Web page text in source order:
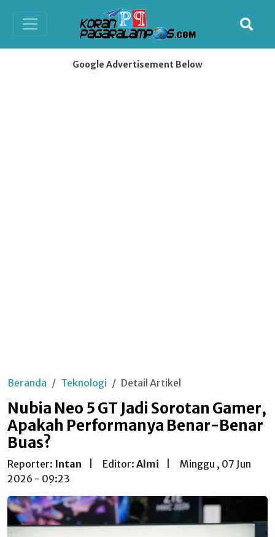
Google Advertisement Below
Beranda Teknologi Detail Artikel
Nubia Neo 5 GT Jadi Sorotan Gamer,
Apakah Performanya Benar-Benar
Buas?
Reporter: Intan Editor: Almi
Minggu , 07 Jun
2026 - 09:23